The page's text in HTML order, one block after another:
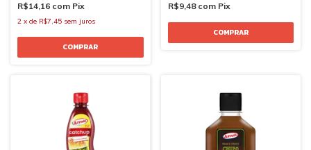
R$14,16 com Pix
2 x de R$7,45 sem juros
R$9,48 com Pix